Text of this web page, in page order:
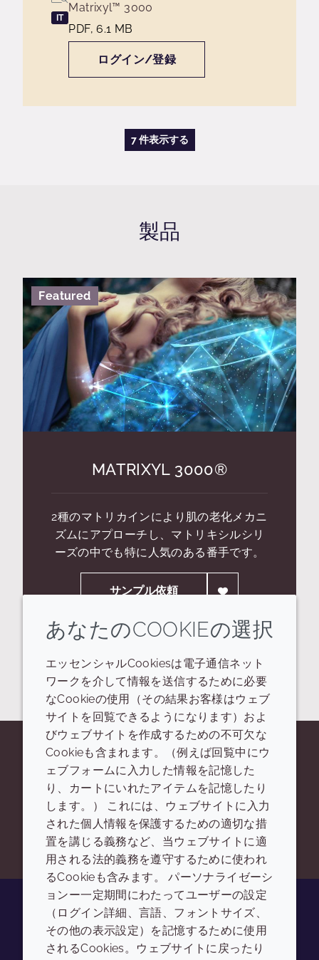
IT
Matrixyl™ 3000
PDF, 6.1 MB
ログイン/登録
7 件表示する
製品
Featured
MATRIXYL 3000®
2種のマトリカインにより肌の老化メカニ
ズムにアプローチし、マトリキシルシリ
ーズの中でも特に人気のある番手です。
サンプル依頼
1 の1を表示しています
原料の詳細やご相談などはお気軽
にお問い合わせください。
お問い合わせフォーム
YoutubeInstagramLinkedInTiktok
あなたのCOOKIEの選択
エッセンシャルCookiesは電子通信ネット
ワークを介して情報を送信するために必要
なCookieの使用（その結果お客様はウェブ
サイトを回覧できるようになります）およ
びウェブサイトを作成するための不可欠な
Cookieも含まれます。（例えば回覧中にウ
ェブフォームに入力した情報を記憶した
り、カートにいれたアイテムを記憶したり
します。） これには、ウェブサイトに入力
された個人情報を保護するための適切な措
置を講じる義務など、当ウェブサイトに適
用される法的義務を遵守するために使われ
るCookieも含みます。 パーソナライゼーシ
ョンー一定期間にわたってユーザーの設定
（ログイン詳細、言語、フォントサイズ、
その他の表示設定）を記憶するために使用
されるCookies。ウェブサイトに戻ったり